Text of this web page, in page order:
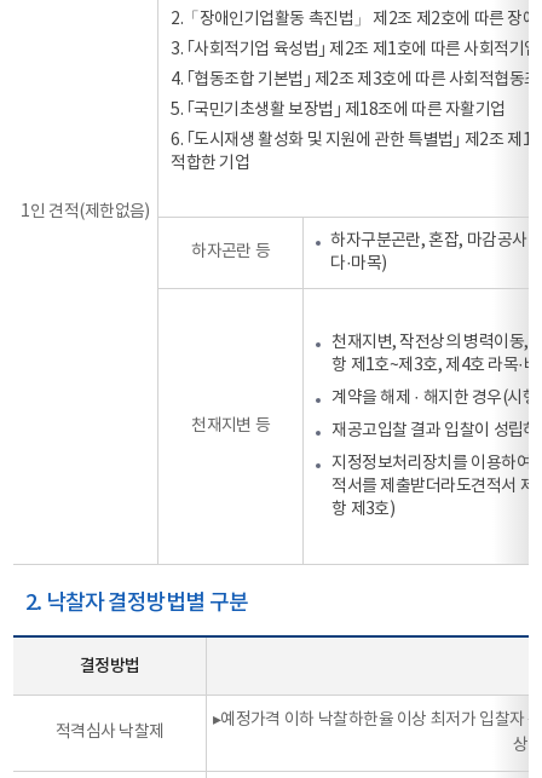
1인 견적(제한없음)
2.「장애인기업활동 촉진법」 제2조 제2호에 따른 장애
3. ｢사회적기업 육성법｣ 제2조 제1호에 따른 사회적기업
4. ｢협동조합 기본법｣ 제2조 제3호에 따른 사회적협동
5. ｢국민기초생활 보장법｣ 제18조에 따른 자활기업
6. ｢도시재생 활성화 및 지원에 관한 특별법｣ 제2조 제
적합한 기업
하자곤란 등
하자구분곤란, 혼잡, 마감공사
다·마목)
천재지변 등
천재지변, 작전상의 병력이동,
항 제1호~제3호, 제4호 라목·
계약을 해제 · 해지한 경우(시
재공고입찰 결과 입찰이 성립
지정정보처리장치를 이용하여
적서를 제출받더라도견적서
항 제3호)
2. 낙찰자 결정방법별 구분
결정방법
적격심사 낙찰제
▸예정가격 이하 낙찰하한율 이상 최저가 입찰자
상